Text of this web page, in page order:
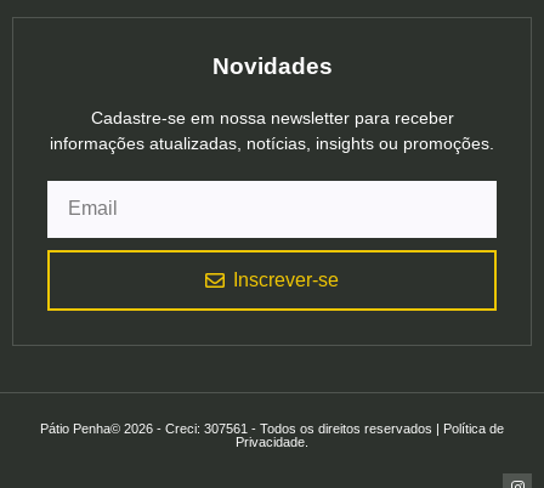
Novidades
Cadastre-se em nossa newsletter para receber
informações atualizadas, notícias, insights ou promoções.
Inscrever-se
Pátio Penha© 2026 - Creci: 307561 - Todos os direitos reservados | Política de
Privacidade.